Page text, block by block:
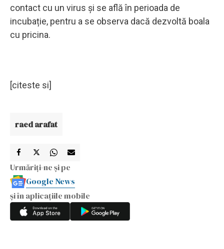
contact cu un virus și se află în perioada de
incubație, pentru a se observa dacă dezvoltă boala
cu pricina.
[citeste si]
raed arafat
Urmăriți-ne și pe
Google News
și în aplicațiile mobile